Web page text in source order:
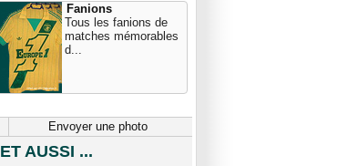
Fanions
Tous les fanions de
matches mémorables
d...
Envoyer une photo
ET AUSSI ...